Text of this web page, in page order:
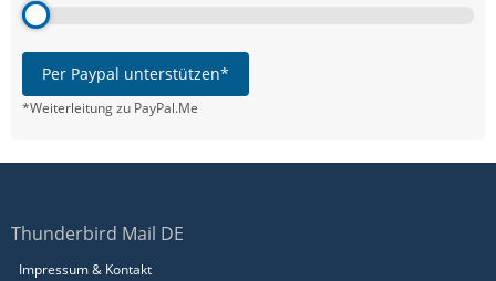
Per Paypal unterstützen*
*Weiterleitung zu PayPal.Me
Thunderbird Mail DE
Impressum & Kontakt